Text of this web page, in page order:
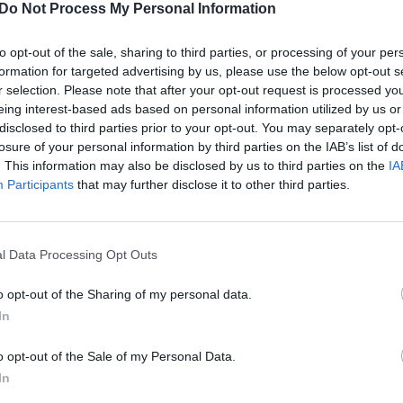
Do Not Process My Personal Information
opt-out of the sale, sharing to third parties, or processing of your
for targeted advertising by us, please use the below opt-out
selection. Please note that after your opt-out request is processed
interest-based ads based on personal information utilized by us
to third parties prior to your opt-out. You may separately
of your personal information by third parties on the IAB’s list of
This information may also be disclosed by us to third parties on the
Participants that may further disclose it to other third parties.
Data Processing Opt Outs
opt-out of the Sharing of my personal data.
opt-out of the Sale of my Personal Data.
tyla yra ne tik netoleruotina, bet ir
Vilniaus rajono Centro-dešinės koalicijos
politikai tvirtina, kad jų neįtikino tai, kaip į Z.
LLRA-KŠS. Pasak jų, aiškiai situacijos
politikai.
informacinei situacijai tai yra ypač pavojinga,
KŠS rinkėjų toliau išlieka propagandinėje
ir nedviprasmiškos žinutės pasiuntimas iš
savo rinkėjams būtų pirmas žingsnis,
pokyčius ir tikrą, o ne deklaruojamą
– rašoma pranešime.